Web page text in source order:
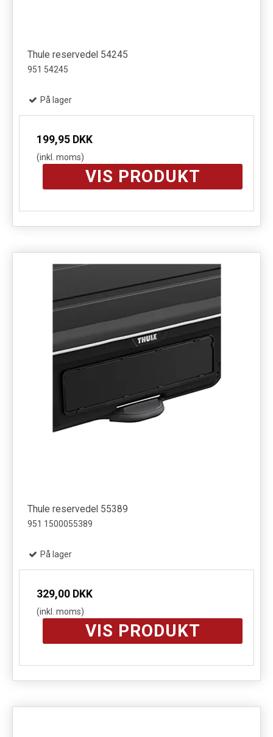
Thule reservedel 54245
951 54245
På lager
199,95 DKK
(inkl. moms)
VIS PRODUKT
Thule reservedel 55389
951 1500055389
På lager
329,00 DKK
(inkl. moms)
VIS PRODUKT